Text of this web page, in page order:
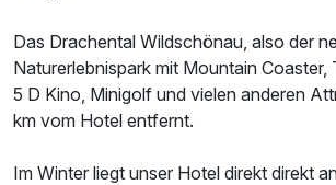
Das Drachental Wildschönau, also der
Naturerlebnispark mit Mountain Coaster,
5 D Kino, Minigolf und vielen anderen
km vom Hotel entfernt.
Im Winter liegt unser Hotel direkt direkt